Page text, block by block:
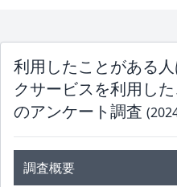
利用したことがある
クサービスを利用し
のアンケート調査
調査概要